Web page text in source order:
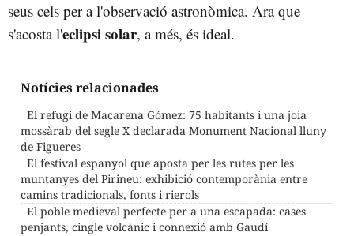
seus cels per a l'observació astronòmica. Ara que
s'acosta l'eclipsi solar, a més, és ideal.
Notícies relacionades
El refugi de Macarena Gómez: 75 habitants i una joia
mossàrab del segle X declarada Monument Nacional lluny
de Figueres
El festival espanyol que aposta per les rutes per les
muntanyes del Pirineu: exhibició contemporània entre
camins tradicionals, fonts i rierols
El poble medieval perfecte per a una escapada: cases
penjants, cingle volcànic i connexió amb Gaudí